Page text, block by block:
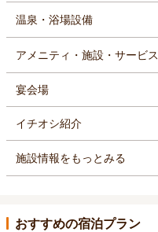
温泉・浴場設備
アメニティ・施設・サービス
宴会場
イチオシ紹介
施設情報をもっとみる
おすすめの宿泊プラン